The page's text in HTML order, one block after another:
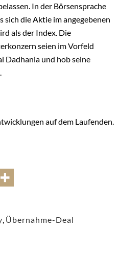
In der Börsensprache
sich die Aktie im angegebenen
als der Index. Die
seien im Vorfeld
Dadhania und hob seine
auf dem Laufenden.
Übernahme-Deal